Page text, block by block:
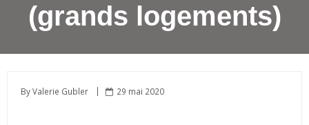
r
(grands logements)
ByValerie Gubler 29 mai 2020